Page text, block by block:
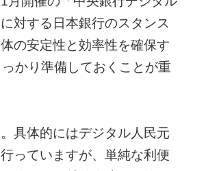
対する日本銀行のスタンス
の安定性と効率性を確保す
かり準備しておくことが重
具体的にはデジタル人民元
っていますが、単純な利便